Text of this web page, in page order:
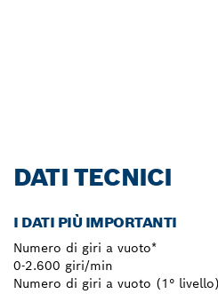
DATI TECNICI
I DATI PIÙ IMPORTANTI
Numero di giri a vuoto*
0-2.600 giri/min
Numero di giri a vuoto (1°